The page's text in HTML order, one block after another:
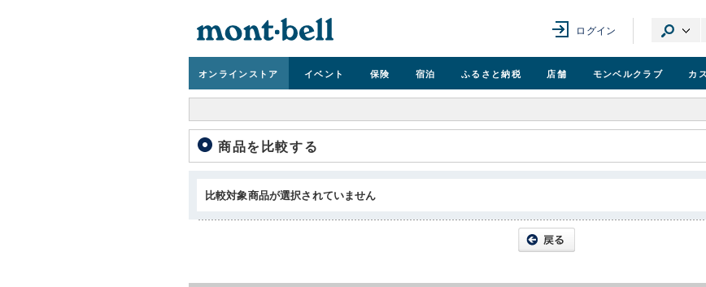
ログイン
オンラインストア イベント 保険 宿泊 ふるさと納税 店舗 モンベルクラブ カ
商品を比較する
比較対象商品が選択されていません